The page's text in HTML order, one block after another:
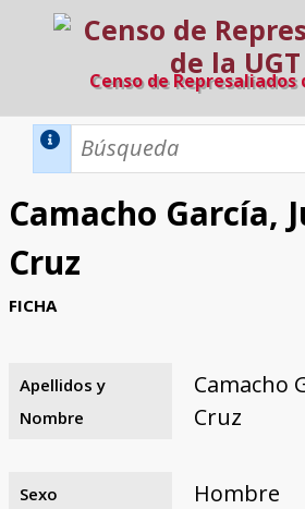
Censo de Represaliados
Inicio
Búsqueda Dinámica
Búsqueda Avanzada
Camacho García,
Cruz
FICHA
Apellidos y
Nombre
Camacho
Cruz
Sexo Hombre